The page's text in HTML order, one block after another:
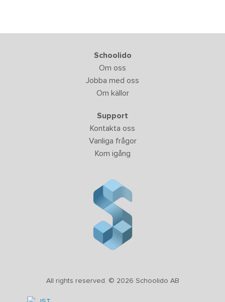
Schoolido
Om oss
Jobba med oss
Om källor
Support
Kontakta oss
Vanliga frågor
Kom igång
All rights reserved. © 2026 Schoolido AB